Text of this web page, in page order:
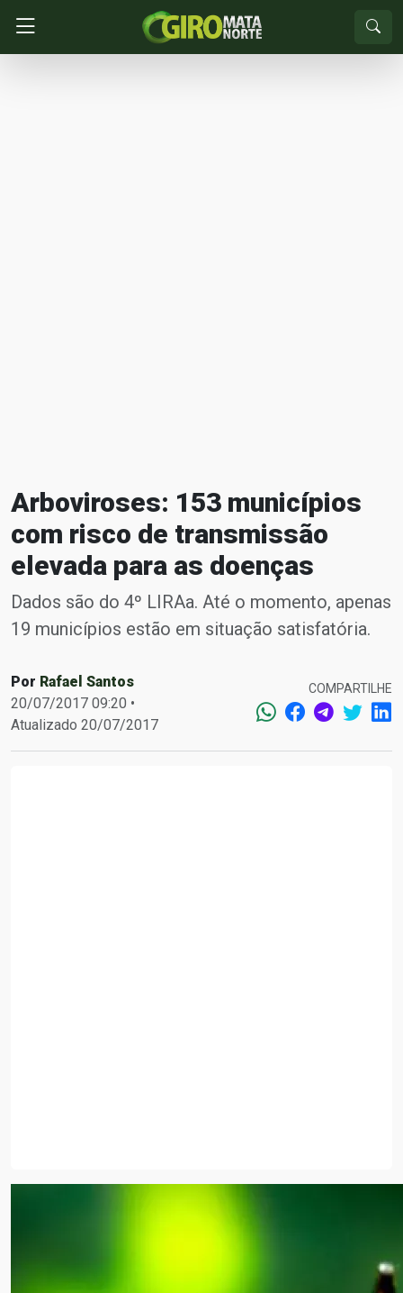
Arboviroses: 153 municípios
com risco de transmissão
elevada para as doenças
Dados são do 4º LIRAa. Até o momento, apenas
19 municípios estão em situação satisfatória.
Por Rafael Santos
20/07/2017 09:20 •
Atualizado 20/07/2017
COMPARTILHE